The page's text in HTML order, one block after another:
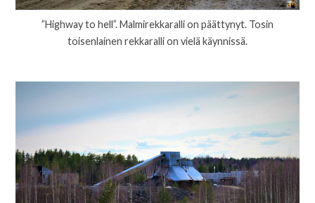
”Highway to hell”. Malmirekkaralli on päättynyt. Tosin
toisenlainen rekkaralli on vielä käynnissä.